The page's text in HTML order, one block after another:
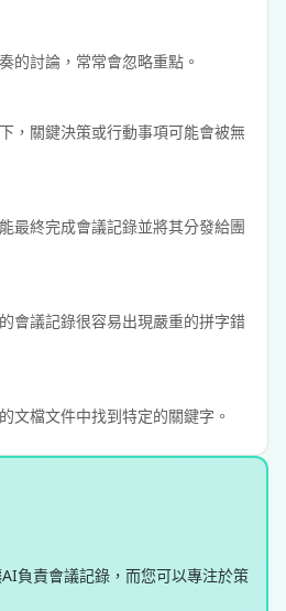
的討論，常常會忽略重點。
，關鍵決策或行動事項可能會被無
最終完成會議記錄並將其分發給團
會議記錄很容易出現嚴重的拼字錯
文檔文件中找到特定的關鍵字。
負責會議記錄，而您可以專注於策